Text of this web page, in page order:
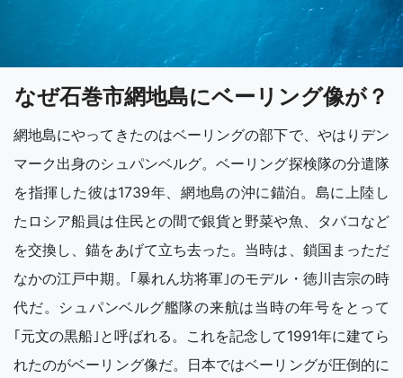
なぜ石巻市網地島にベーリング像が？
網地島にやってきたのはベーリングの部下で、やはりデン
マーク出身のシュパンベルグ。ベーリング探検隊の分遣隊
を指揮した彼は1739年、網地島の沖に錨泊。島に上陸し
たロシア船員は住民との間で銀貨と野菜や魚、タバコなど
を交換し、錨をあげて立ち去った。当時は、鎖国まっただ
なかの江戸中期。｢暴れん坊将軍｣のモデル・徳川吉宗の時
代だ。シュパンベルグ艦隊の来航は当時の年号をとって
｢元文の黒船｣と呼ばれる。これを記念して1991年に建てら
れたのがベーリング像だ。日本ではベーリングが圧倒的に